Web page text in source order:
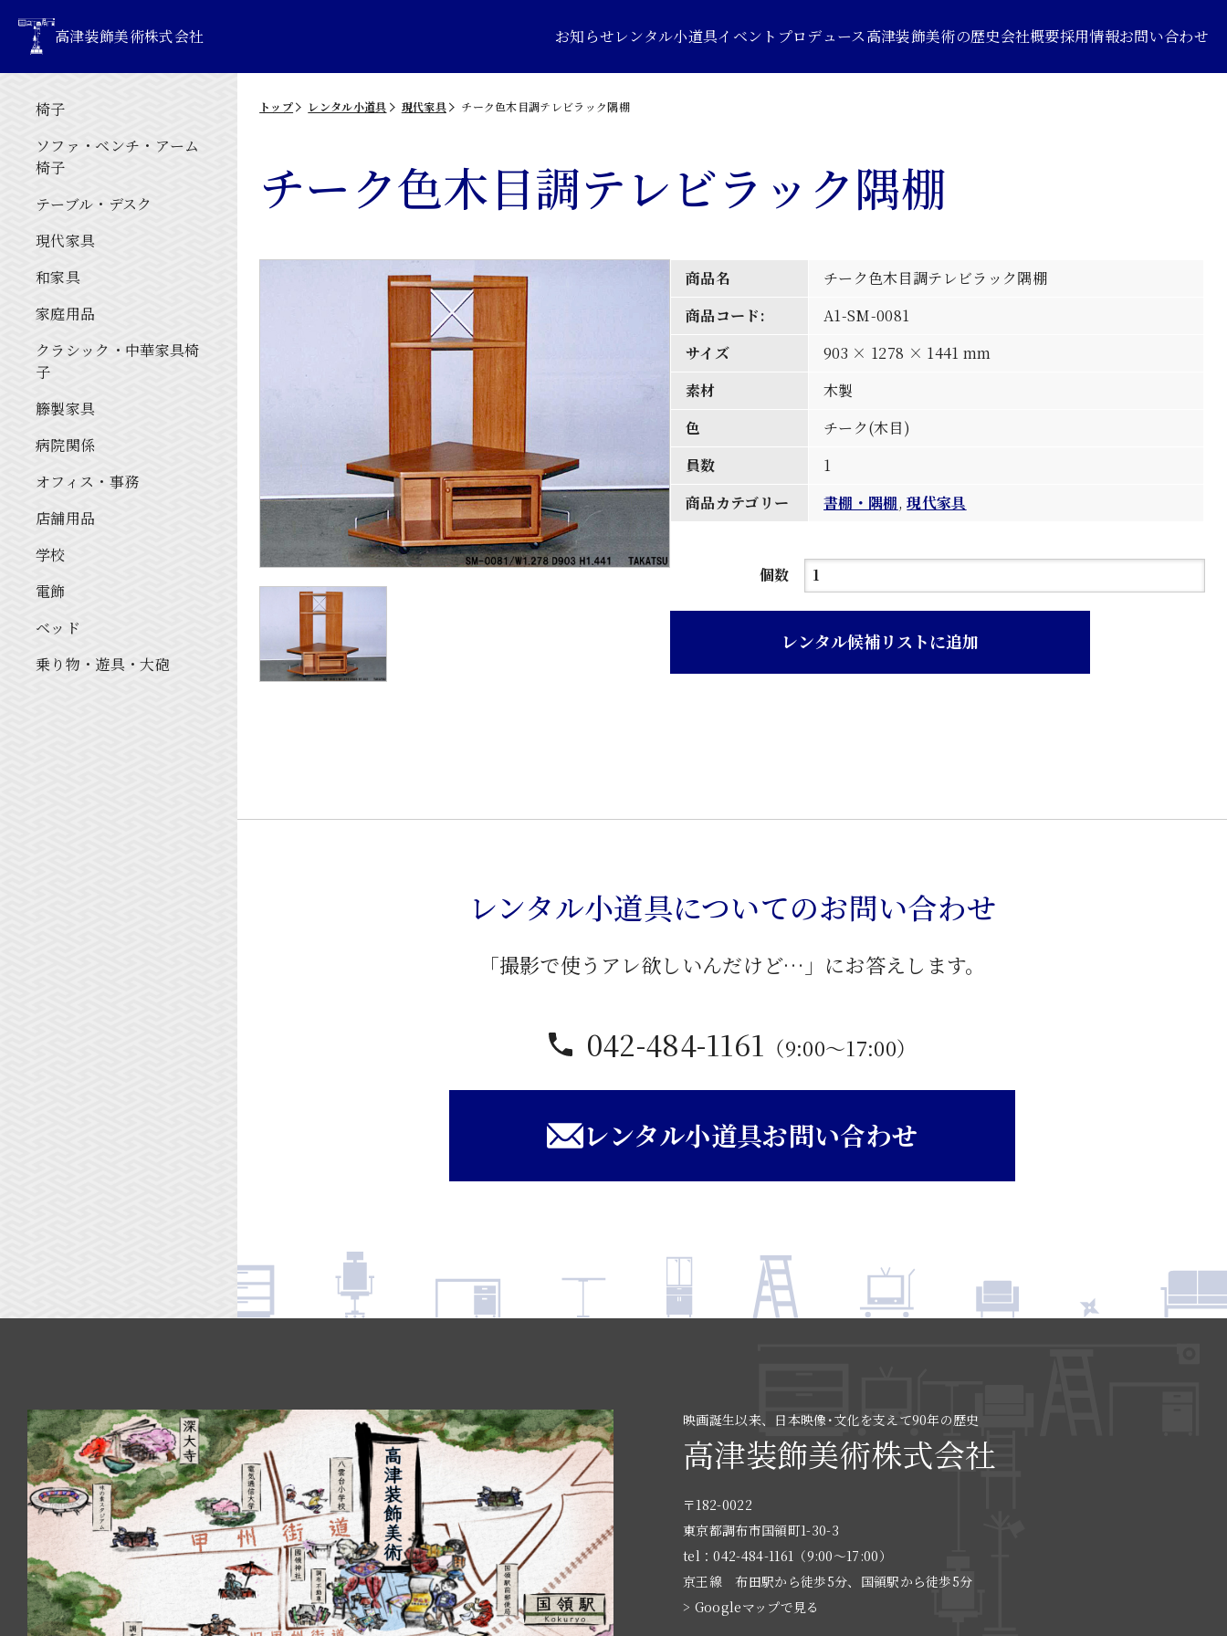
高津装飾美術株式会社 お知らせレンタル小道具イベントプロデュース高津装飾美術の歴史会社概要採用情報お問い合わせ
椅子
ソファ・ベンチ・アーム
椅子
テーブル・デスク
現代家具
和家具
家庭用品
クラシック・中華家具椅
子
籐製家具
病院関係
オフィス・事務
店舗用品
学校
電飾
ベッド
乗り物・遊具・大砲
トップ レンタル小道具 現代家具 チーク色木目調テレビラック隅棚
チーク色木目調テレビラック隅棚
商品名
チーク色木目調テレビラック隅棚
商品コード:
A1-SM-0081
サイズ
903 × 1278 × 1441 mm
素材
木製
色
チーク(木目)
員数
1
商品カテゴリー
書棚・隅棚,現代家具
個数
チ
ッ
ク
棚
レンタル候補リストに追加
レンタル小道具についてのお問い合わせ
「撮影で使うアレ欲しいんだけど…」にお答えします。
042-484-1161 （9:00〜17:00）
レンタル小道具お問い合わせ
映画誕生以来、日本映像･文化を支えて90年の歴史
高津装飾美術株式会社
〒182-0022
東京都調布市国領町1-30-3
tel：042-484-1161（9:00〜17:00）
京王線 布田駅から徒歩5分、国領駅から徒歩5分
> Googleマップで見る